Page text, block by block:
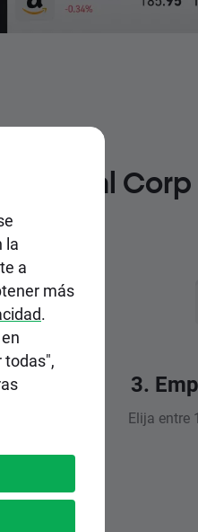
Digital Corp
3.
Elija entre
la
a
más
.
todas",